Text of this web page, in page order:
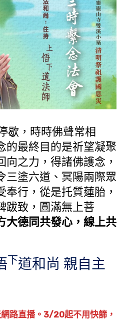
歇，時時佛聲常相
的最終目的是祈望凝聚
向之力，得諸佛護念，
三塗六道、冥陽兩際眾
奉行，從是托質蓮胎，
跋致，圓滿無上菩
大德同共發心，線上共
下道和尚 親自主
路直播。3/20起不用快篩，